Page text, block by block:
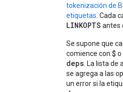
tokenización de
etiquetas . Cada
LINKOPTS antes
Se supone que
comience con $ o
deps . La lista
se agrega a las
un error si la